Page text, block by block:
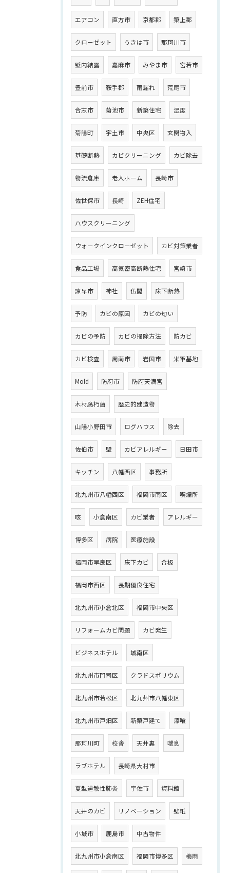
エアコン 直方市 京都郡 築上郡
クローゼット うきは市 那珂川市
壁内結露 嘉麻市 みやま市 宮若市
豊前市 鞍手郡 雨漏れ 荒尾市
合志市 菊池市 新築住宅 湿度
菊陽町 宇土市 中央区 玄関物入
基礎断熱 カビクリーニング カビ除去
物流倉庫 老人ホーム 長崎市
佐世保市 長崎 ZEH住宅
ハウスクリーニング
ウォークインクローゼット カビ対策業者
食品工場 高気密高断熱住宅 宮崎市
諫早市 神社 仏閣 床下断熱
予防 カビの原因 カビの匂い
カビの予防 カビの掃除方法 防カビ
カビ検査 周南市 岩国市 米軍基地
Mold 防府市 防府天満宮
木材腐朽菌 歴史的建造物
山陽小野田市 ログハウス 除去
佐伯市 壁 カビアレルギー 日田市
キッチン 八幡西区 事務所
北九州市八幡西区 福岡市南区 喫煙所
咳 小倉南区 カビ業者 アレルギー
博多区 病院 医療施設
福岡市早良区 床下カビ 合板
福岡市西区 長期優良住宅
北九州市小倉北区 福岡市中央区
リフォームカビ問題 カビ発生
ビジネスホテル 城南区
北九州市門司区 クラドスポリウム
北九州市若松区 北九州市八幡東区
北九州市戸畑区 新築戸建て 漆喰
那珂川町 校舎 天井裏 喘息
ラブホテル 長崎県大村市
夏型過敏性肺炎 宇佐市 資料館
天井のカビ リノベーション 壁紙
小城市 鹿島市 中古物件
北九州市小倉南区 福岡市博多区 梅雨